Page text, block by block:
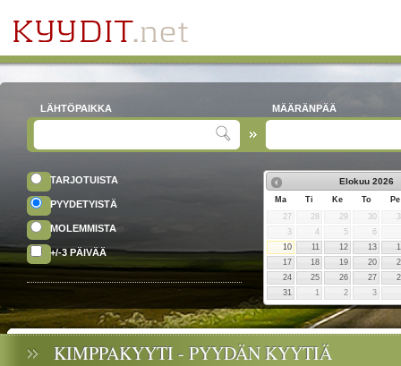
LÄHTÖPAIKKA MÄÄRÄNPÄÄ
TARJOTUISTA
PYYDETYISTÄ
MOLEMMISTA
+/-3 PÄIVÄÄ
Elokuu 2026
Ma Ti Ke To
Pe
27
28 29 30
3
4 5
6
10
11 12 13
17
18 19 20
24
25 26 27
31
1 2 3
KIMPPAKYYTI - PYYDÄN KYYTIÄ